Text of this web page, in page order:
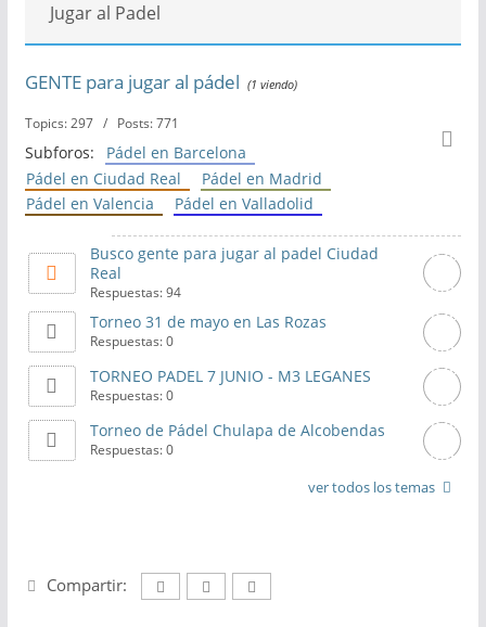
Jugar al Padel
GENTE para jugar al pádel (1 viendo)
Topics: 297 / Posts: 771
Subforos:
Pádel en Barcelona
Pádel en Ciudad Real
Pádel en Madrid
Pádel en Valencia
Pádel en Valladolid
Busco gente para jugar al padel Ciudad
Real
Respuestas: 94
Torneo 31 de mayo en Las Rozas
Respuestas: 0
TORNEO PADEL 7 JUNIO - M3 LEGANES
Respuestas: 0
Torneo de Pádel Chulapa de Alcobendas
Respuestas: 0
ver todos los temas
Compartir: